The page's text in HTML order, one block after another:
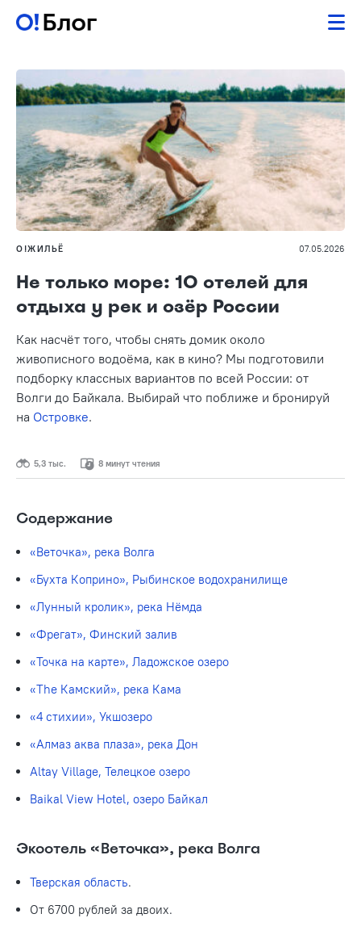
О!ЖИЛЬЁ 07.05.2026
Не только море: 10 отелей для
отдыха у рек и озёр России
Как насчёт того, чтобы снять домик около
живописного водоёма, как в кино? Мы подготовили
подборку классных вариантов по всей России: от
Волги до Байкала. Выбирай что поближе и бронируй
на Островке.
5,3 тыс. 8 минут чтения
Содержание
«Веточка», река Волга
«Бухта Коприно», Рыбинское водохранилище
«Лунный кролик», река Нёмда
«Фрегат», Финский залив
«Точка на карте», Ладожское озеро
«The Камский», река Кама
«4 стихии», Укшозеро
«Алмаз аква плаза», река Дон
Altay Village, Телецкое озеро
Baikal View Hotel, озеро Байкал
Экоотель «Веточка», река Волга
Тверская область.
От 6700 рублей за двоих.